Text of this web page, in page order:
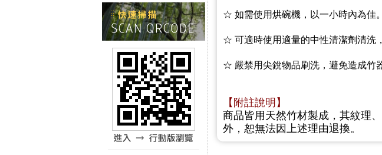
☆ 如需使用烘碗機，以一小時內為佳。
☆ 可適時使用適量的中性清潔劑清洗
☆ 嚴禁用尖銳物品刷洗，避免造成竹
【附註說明】
商品皆用天然竹材製成，其紋理
外，恕無法因上述理由退換。